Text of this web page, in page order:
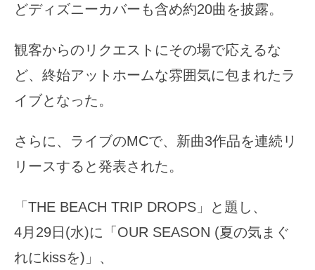
どディズニーカバーも含め約20曲を披露。
観客からのリクエストにその場で応えるな
ど、終始アットホームな雰囲気に包まれたラ
イブとなった。
さらに、ライブのMCで、新曲3作品を連続リ
リースすると発表された。
「THE BEACH TRIP DROPS」と題し、
4月29日(水)に「OUR SEASON (夏の気まぐ
れにkissを)」、